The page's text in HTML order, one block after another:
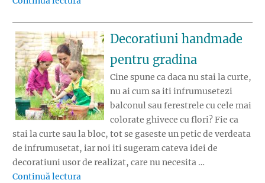
Decoratiuni handmade
pentru gradina
Cine spune ca daca nu stai la curte,
nu ai cum sa iti infrumusetezi
balconul sau ferestrele cu cele mai
colorate ghivece cu flori? Fie ca
stai la curte sau la bloc, tot se gaseste un petic de verdeata
de infrumusetat, iar noi iti sugeram cateva idei de
decoratiuni usor de realizat, care nu necesita …
Continuă lectura